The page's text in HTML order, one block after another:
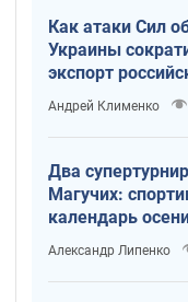
Как атаки Сил
Украины
экспорт
нефтепродуктов
Андрей Клименко
Два
Магучих:
календарь
Александр Липенко